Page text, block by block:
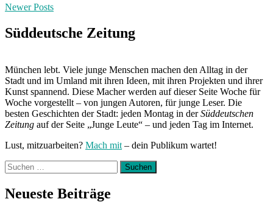
Posts
navigation
Newer Posts
Süddeutsche Zeitung
München lebt. Viele junge Menschen machen den Alltag in der
Stadt und im Umland mit ihren Ideen, mit ihren Projekten und ihrer
Kunst spannend. Diese Macher werden auf dieser Seite Woche für
Woche vorgestellt – von jungen Autoren, für junge Leser. Die
besten Geschichten der Stadt: jeden Montag in derSüddeutschen
Zeitung auf der Seite „Junge Leute“ – und jeden Tag im Internet.
Lust, mitzuarbeiten? Mach mit – dein Publikum wartet!
Suchen
nach:
Neueste Beiträge